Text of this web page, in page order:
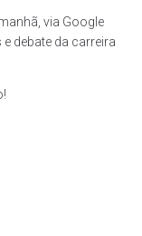
via Google
debate da carreira